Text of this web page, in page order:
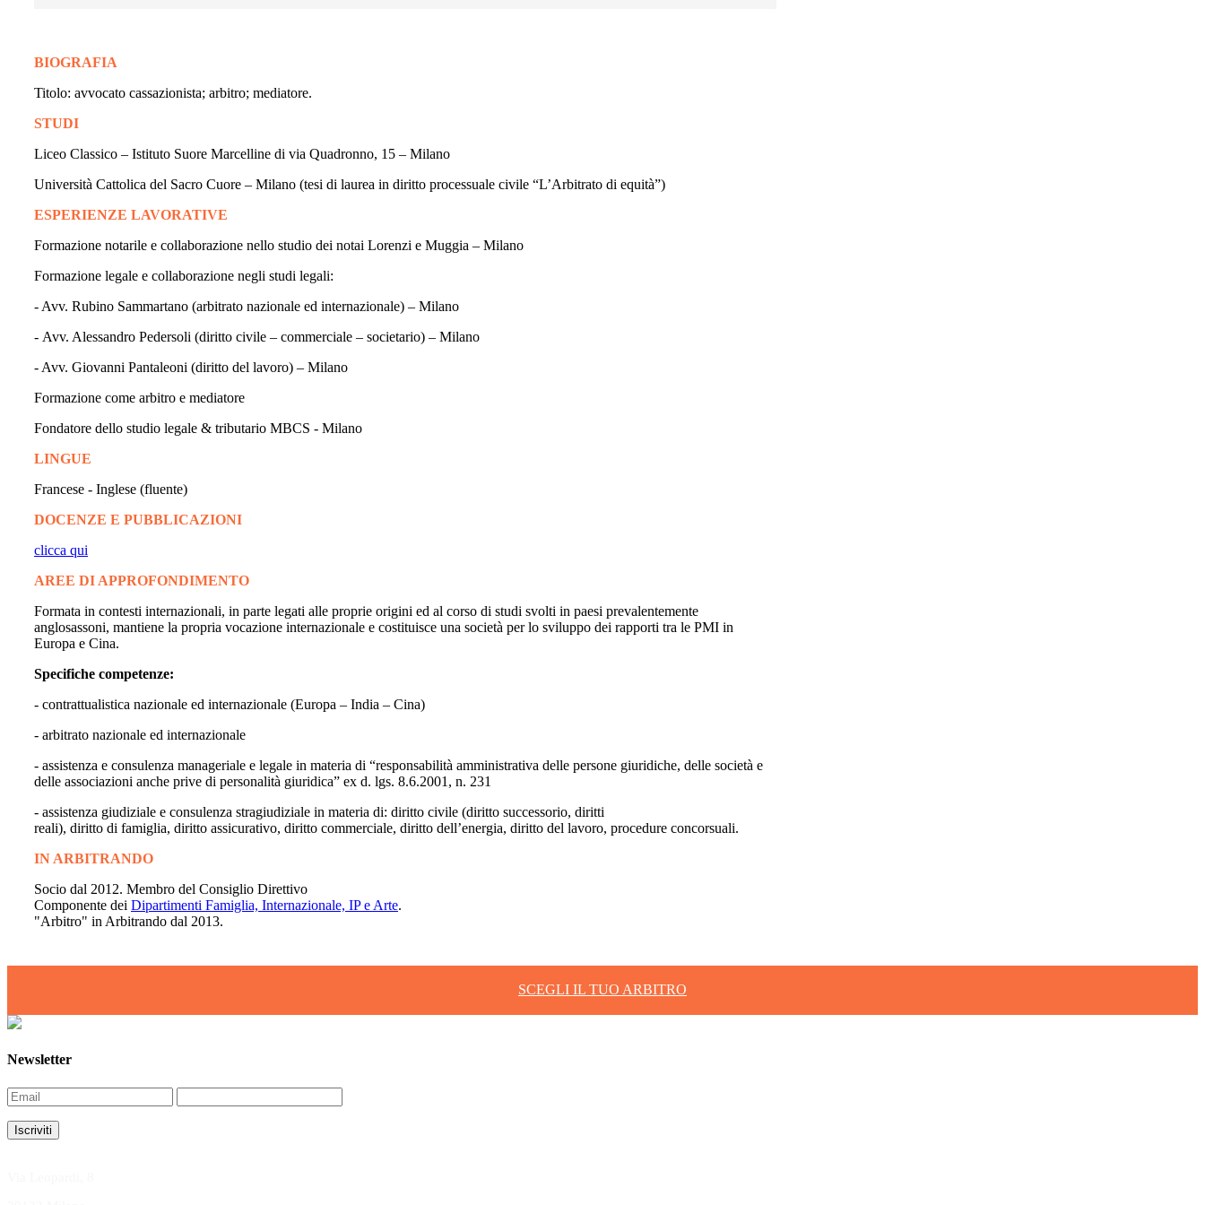
BIOGRAFIA
Titolo: avvocato cassazionista; arbitro; mediatore.
STUDI
Liceo Classico – Istituto Suore Marcelline di via Quadronno, 15 – Milano
Università Cattolica del Sacro Cuore – Milano (tesi di laurea in diritto processuale civile “L’Arbitrato di equità”)
ESPERIENZE LAVORATIVE
Formazione notarile e collaborazione nello studio dei notai Lorenzi e Muggia – Milano
Formazione legale e collaborazione negli studi legali:
- Avv. Rubino Sammartano (arbitrato nazionale ed internazionale) – Milano
- Avv. Alessandro Pedersoli (diritto civile – commerciale – societario) – Milano
- Avv. Giovanni Pantaleoni (diritto del lavoro) – Milano
Formazione come arbitro e mediatore
Fondatore dello studio legale & tributario MBCS - Milano
LINGUE
Francese - Inglese (fluente)
DOCENZE E PUBBLICAZIONI
clicca qui
AREE DI APPROFONDIMENTO
Formata in contesti internazionali, in parte legati alle proprie origini ed al corso di studi svolti in paesi prevalentemente
anglosassoni, mantiene la propria vocazione internazionale e costituisce una società per lo sviluppo dei rapporti tra le PMI in
Europa e Cina.
Specifiche competenze:
- contrattualistica nazionale ed internazionale (Europa – India – Cina)
- arbitrato nazionale ed internazionale
- assistenza e consulenza manageriale e legale in materia di “responsabilità amministrativa delle persone giuridiche, delle società e
delle associazioni anche prive di personalità giuridica” ex d. lgs. 8.6.2001, n. 231
- assistenza giudiziale e consulenza stragiudiziale in materia di: diritto civile (diritto successorio, diritti
reali), diritto di famiglia, diritto assicurativo, diritto commerciale, diritto dell’energia, diritto del lavoro, procedure concorsuali.
IN ARBITRANDO
Socio dal 2012. Membro del Consiglio Direttivo
Componente dei Dipartimenti Famiglia, Internazionale, IP e Arte.
"Arbitro" in Arbitrando dal 2013.
SCEGLI IL TUO ARBITRO
Newsletter